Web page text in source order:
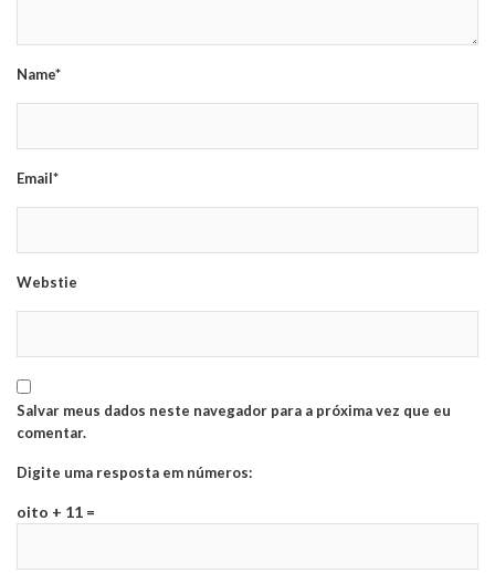
Name*
Email*
Webstie
Salvar meus dados neste navegador para a próxima vez que eu
comentar.
Digite uma resposta em números:
oito + 11 =